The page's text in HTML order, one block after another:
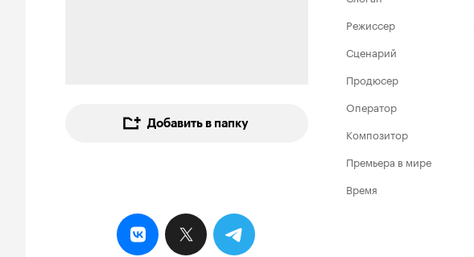
Добавить в папку
Режиссер
Сценарий
Продюсер
Оператор
Композитор
Премьера в мире
Время